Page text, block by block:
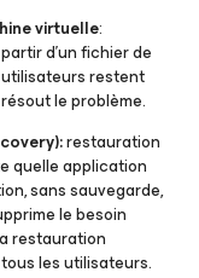
virtuelle:
d’un fichier de
restent
le problème.
restauration
quelle application
sans sauvegarde,
le besoin
restauration
les utilisateurs.